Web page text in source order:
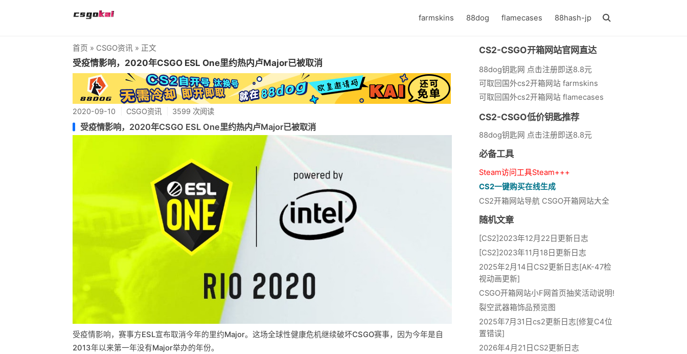
farmskins 88dog flamecases 88hash-jp
首页 » CSGO资讯 » 正文
受疫情影响，2020年CSGO ESL One里约热内卢Major已被取消
2020-09-10 CSGO资讯 3599 次阅读
受疫情影响，2020年CSGO ESL One里约热内卢Major已被取消
受疫情影响，赛事方ESL宣布取消今年的里约Major。这场全球性健康危机继续破坏CSGO赛事，因为今年是自
2013年以来第一年没有Major举办的年份。
CS2-CSGO开箱网站官网直达
88dog钥匙网 点击注册即送8.8元
可取回国外cs2开箱网站 farmskins
可取回国外cs2开箱网站 flamecases
CS2-CSGO低价钥匙推荐
88dog钥匙网 点击注册即送8.8元
必备工具
Steam访问工具Steam+++
CS2一键购买在线生成
CS2开箱网站导航 CSGO开箱网站大全
随机文章
[CS2]2023年12月22日更新日志
[CS2]2023年11月18日更新日志
2025年2月14日CS2更新日志[AK-47检
视动画更新]
CSGO开箱网站小F网首页抽奖活动说明!
裂空武器箱饰品预览图
2025年7月31日cs2更新日志[修复C4位
置错误]
2026年4月21日CS2更新日志